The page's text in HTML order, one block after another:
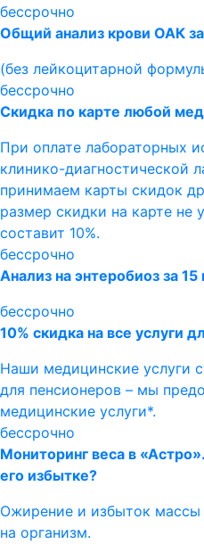
бессрочно
Общий анализ крови ОАК
(без лейкоцитарной
бессрочно
Скидка по карте любой
При оплате лабораторных
клинико-диагностической
принимаем карты скидок
размер скидки на карте не
составит 10%.
бессрочно
Анализ на энтеробиоз за 15
бессрочно
10% скидка на все услуги
Наши медицинские услуги
для пенсионеров – мы
медицинские услуги*.
бессрочно
Мониторинг веса в
его избытке?
Ожирение и избыток массы
на организм.